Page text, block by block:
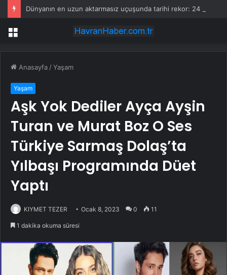
Menü
Anasayfa /Yaşam
Yaşam
Aşk Yok Dediler Ayça Ayşin
Turan ve Murat Boz O Ses
Türkiye Sarmaş Dolaş’ta
Yılbaşı Programında Düet
Yaptı
KIYMET TEZER Ocak 8, 2023 0 11
1 dakika okuma süresi